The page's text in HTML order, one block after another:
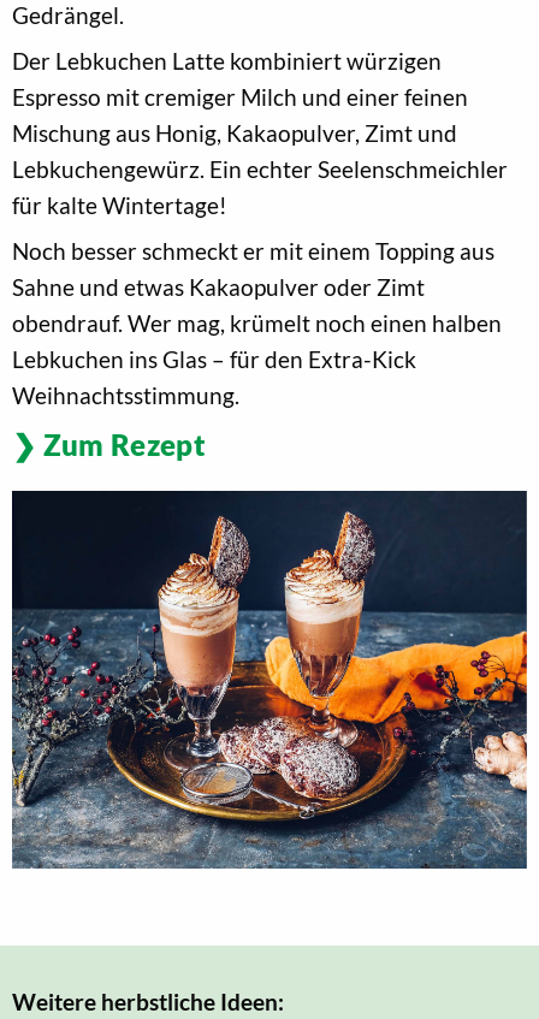
Gedrängel.
Der Lebkuchen Latte kombiniert würzigen
Espresso mit cremiger Milch und einer feinen
Mischung aus Honig, Kakaopulver, Zimt und
Lebkuchengewürz. Ein echter Seelenschmeichler
für kalte Wintertage!
Noch besser schmeckt er mit einem Topping aus
Sahne und etwas Kakaopulver oder Zimt
obendrauf. Wer mag, krümelt noch einen halben
Lebkuchen ins Glas – für den Extra-Kick
Weihnachtsstimmung.
Zum Rezept
Weitere herbstliche Ideen: